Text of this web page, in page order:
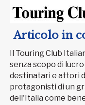
Articolo in
Il Touring Club
senza scopo di
destinatari e attori
protagonisti di un
dell'Italia come